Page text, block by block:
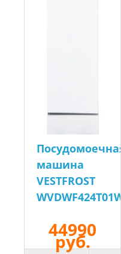
Посудомоечная
машина
VESTFROST
WVDWF424T01W
44990
руб.